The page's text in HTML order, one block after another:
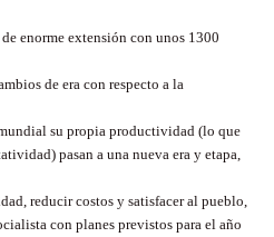
enorme extensión con unos 1300
de era con respecto a la
su propia productividad (lo que
pasan a una nueva era y etapa,
reducir costos y satisfacer al pueblo,
con planes previstos para el año